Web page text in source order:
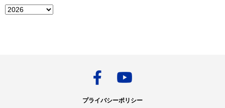
プライバシーポリシー